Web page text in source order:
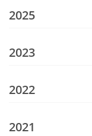
2025
2023
2022
2021